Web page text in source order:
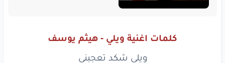
كلمات اغنية ويلي - هيثم يوسف
ويلي شكد تعجبني